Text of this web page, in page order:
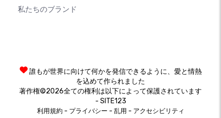
私たちのブランド
誰もが世界に向けて何かを発信できるように、愛と情熱
を込めて作られました
著作権©2026全ての権利は以下によって保護されています
- SITE123
利用規約 - プライバシー - 乱用 - アクセシビリティ